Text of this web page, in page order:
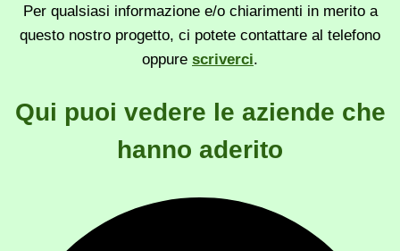
Per qualsiasi informazione e/o chiarimenti in merito a
questo nostro progetto, ci potete contattare al telefono
oppure scriverci.
Qui puoi vedere le aziende che
hanno aderito